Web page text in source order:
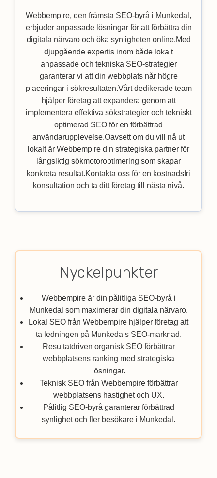
Webbempire, den främsta SEO-byrå i Munkedal,
erbjuder anpassade lösningar för att förbättra din
digitala närvaro och öka synligheten online.Med
djupgående expertis inom både lokalt
anpassade och tekniska SEO-strategier
garanterar vi att din webbplats når högre
placeringar i sökresultaten.Vårt dedikerade team
hjälper företag att expandera genom att
implementera effektiva sökstrategier och tekniskt
optimerad SEO för en förbättrad
användarupplevelse.Oavsett om du vill nå ut
lokalt är Webbempire din strategiska partner för
långsiktig sökmotoroptimering som skapar
konkreta resultat.Kontakta oss för en kostnadsfri
konsultation och ta ditt företag till nästa nivå.
Nyckelpunkter
Webbempire är din pålitliga SEO-byrå i
Munkedal som maximerar din digitala närvaro.
Lokal SEO från Webbempire hjälper företag att
ta ledningen på Munkedals SEO-marknad.
Resultatdriven organisk SEO förbättrar
webbplatsens ranking med strategiska
lösningar.
Teknisk SEO från Webbempire förbättrar
webbplatsens hastighet och UX.
Pålitlig SEO-byrå garanterar förbättrad
synlighet och fler besökare i Munkedal.